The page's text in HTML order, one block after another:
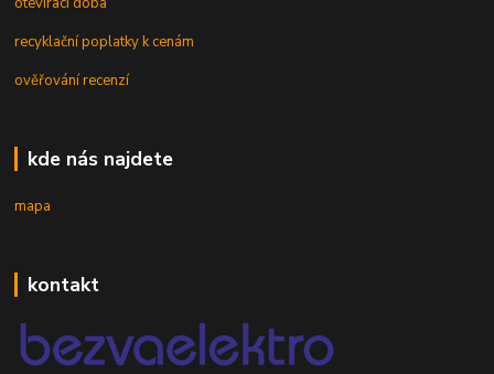
recyklační poplatky k cenám
ověřování recenzí
kde nás najdete
mapa
kontakt